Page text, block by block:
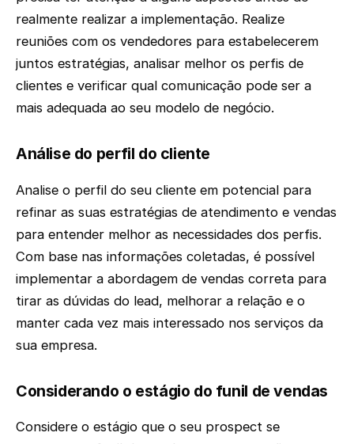
realmente realizar a implementação. Realize
reuniões com os vendedores para estabelecerem
juntos estratégias, analisar melhor os perfis de
clientes e verificar qual comunicação pode ser a
mais adequada ao seu modelo de negócio.
Análise do perfil do cliente
Analise o perfil do seu cliente em potencial para
refinar as suas estratégias de atendimento e vendas
para entender melhor as necessidades dos perfis.
Com base nas informações coletadas, é possível
implementar a abordagem de vendas correta para
tirar as dúvidas do lead, melhorar a relação e o
manter cada vez mais interessado nos serviços da
sua empresa.
Considerando o estágio do funil de vendas
Considere o estágio que o seu prospect se